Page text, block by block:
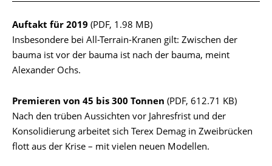
Auftakt für 2019 (PDF, 1.98 MB)
Insbesondere bei All-Terrain-Kranen gilt: Zwischen der
bauma ist vor der bauma ist nach der bauma, meint
Alexander Ochs.
Premieren von 45 bis 300 Tonnen (PDF, 612.71 KB)
Nach den trüben Aussichten vor Jahresfrist und der
Konsolidierung arbeitet sich Terex Demag in Zweibrücken
flott aus der Krise – mit vielen neuen Modellen.